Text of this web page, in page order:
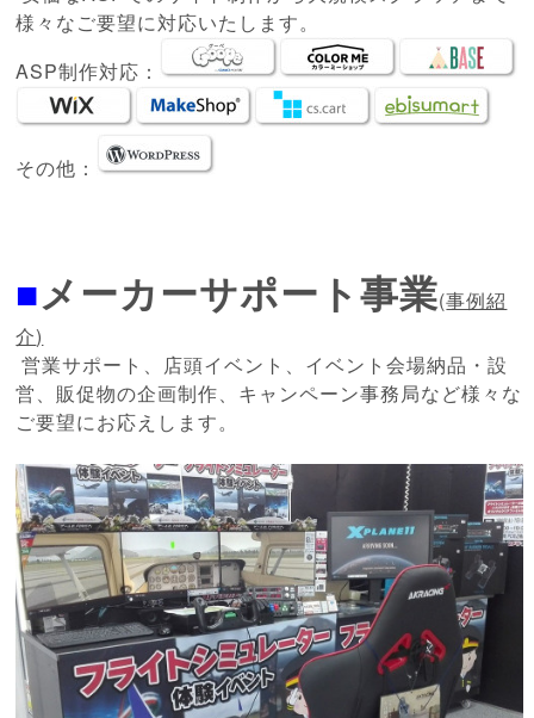
様々なご要望に対応いたします。
ASP制作対応：
その他：
■メーカーサポート事業(事例紹
介)
営業サポート、店頭イベント、イベント会場納品・設
営、販促物の企画制作、キャンペーン事務局など様々な
ご要望にお応えします。